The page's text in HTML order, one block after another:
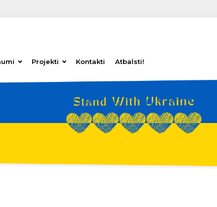
Projekti Kontakti Atbalsti!